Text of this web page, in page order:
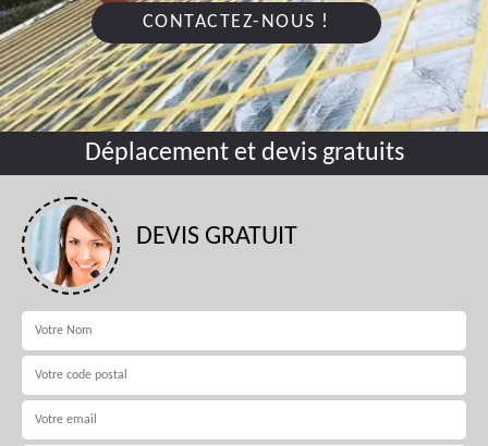
CONTACTEZ-NOUS !
Déplacement et devis gratuits
DEVIS GRATUIT